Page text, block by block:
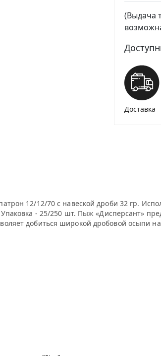
(Выдача
Доставка
12/12/70 с навеской дроби 32 гр.
Упаковка - 25/250 шт. Пыж «Дисперсант»
добиться широкой дробовой осыпи